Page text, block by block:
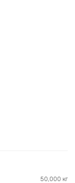
50,000 кг